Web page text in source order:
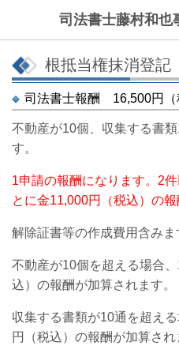
司法書士藤村和也
根抵当権抹消登
司法書士報酬 16,500円（
不動産が10個、収集する書
す。
1申請の報酬になります。2
とに金11,000円（税込）の報
解除証書等の作成費用含みま
不動産が10個を超える場合
込）の報酬が加算されます。
収集する書類が10通を超え
円（税込）の報酬が加算され